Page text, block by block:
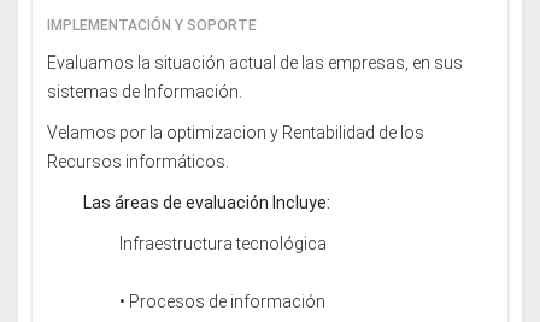
IMPLEMENTACIÓN Y SOPORTE
Evaluamos la situación actual de las empresas, en sus
sistemas de Información.
Velamos por la optimizacion y Rentabilidad de los
Recursos informáticos.
Las áreas de evaluación Incluye:
Infraestructura tecnológica
• Procesos de información